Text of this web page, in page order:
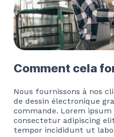
Comment cela
Nous fournissons à nos
de dessin électronique
commande. Lorem
consectetur adipiscing
tempor incididunt ut